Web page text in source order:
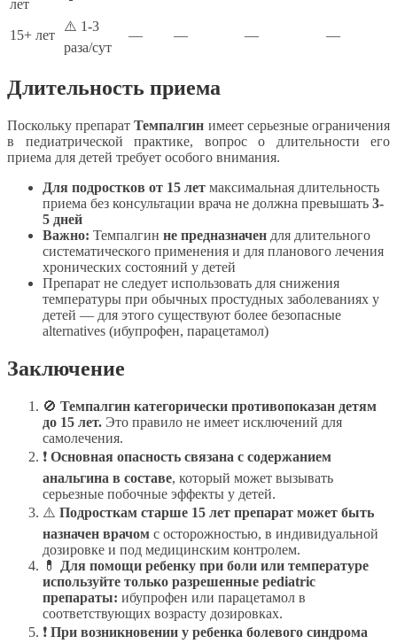
лет
15+ лет
⚠️ 1-3
раза/сут
— — — —
Длительность приема
Поскольку препаратТемпалгин имеет серьезные ограничения
в педиатрической практике, вопрос о длительности его
приема для детей требует особого внимания.
Для подростков от 15 лет максимальная длительность
приема без консультации врача не должна превышать 3-
5 дней
Важно: Темпалгин не предназначен для длительного
систематического применения и для планового лечения
хронических состояний у детей
Препарат не следует использовать для снижения
температуры при обычных простудных заболеваниях у
детей — для этого существуют более безопасные
alternatives (ибупрофен, парацетамол)
Заключение
🚫 Темпалгин категорически противопоказан детям
до 15 лет. Это правило не имеет исключений для
самолечения.
❗ Основная опасность связана с содержанием
анальгина в составе, который может вызывать
серьезные побочные эффекты у детей.
⚠️ Подросткам старше 15 лет препарат может быть
назначен врачом с осторожностью, в индивидуальной
дозировке и под медицинским контролем.
💊
Для помощи ребенку при боли или температуре
используйте только разрешенные pediatric
препараты: ибупрофен или парацетамол в
соответствующих возрасту дозировках.
❗ При возникновении у ребенка болевого синдрома